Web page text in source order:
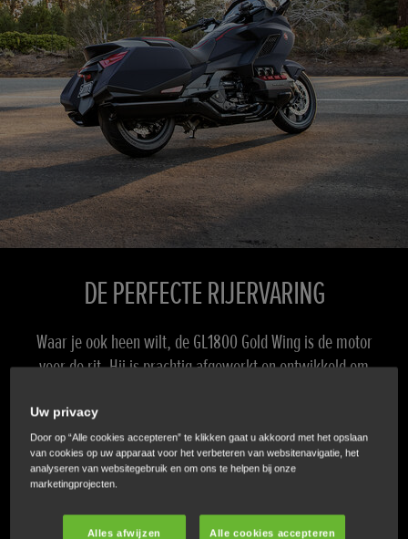
DE PERFECTE RIJERVARING
Waar je ook heen wilt, de GL1800 Gold Wing is de motor
voor de rit. Hij is prachtig afgewerkt en ontwikkeld om
tevoren. Aangedreven door een magnifieke 1.833 cc
zescilindermotor, beschikt u over een zeventraps Dual
Clutch Transmission (DCT), ondergebracht in een verfijnd,
wendbaar chassis. De Gold Wing is gebouwd voor een pure
rijervaring.
Uw privacy
Door op “Alle cookies accepteren” te klikken gaat u akkoord met het opslaan
van cookies op uw apparaat voor het verbeteren van websitenavigatie, het
analyseren van websitegebruik en om ons te helpen bij onze
marketingprojecten.
Alles afwijzen Alle cookies accepteren